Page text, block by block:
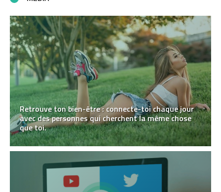
Retrouve ton bien-être : connecte-toi chaque jour
avec des personnes qui cherchent la même chose
que toi.